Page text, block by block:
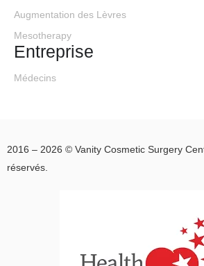
Augmentation des Lèvres
Mesotherapy
Entreprise
Médecins
2016 – 2026 © Vanity Cosmetic Surgery
réservés.